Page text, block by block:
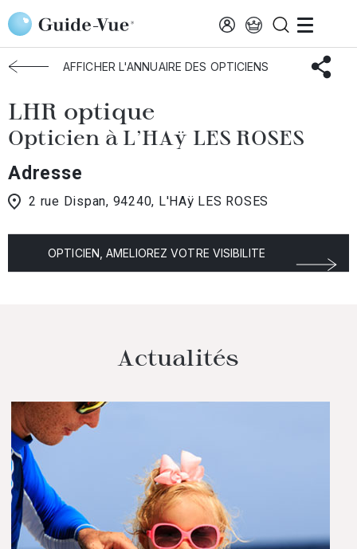
Aller au contenu principal
Accueil Choisir mon opticien L-Hay-Roses LHR Optique
AFFICHER L'ANNUAIRE DES OPTICIENS
LHR optique
Opticien à L'HAÿ LES ROSES
Adresse
2 rue Dispan, 94240, L'HAÿ LES ROSES
OPTICIEN, AMELIOREZ VOTRE VISIBILITE
Actualités